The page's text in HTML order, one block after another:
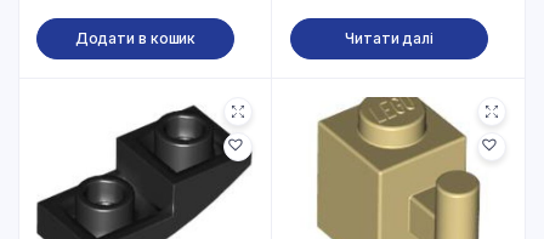
Додати в кошик Читати далі